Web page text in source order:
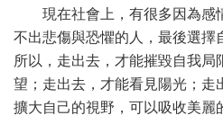
現在社會上，有很多因為感
不出悲傷與恐懼的人，最後選擇
所以，走出去，才能摧毀自我局
望；走出去，才能看見陽光；走
擴大自己的視野，可以吸收美麗